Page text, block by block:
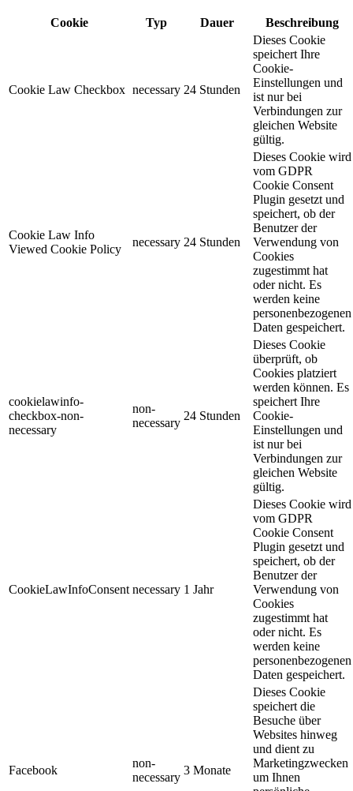
Cookie Typ Dauer Beschreibung
Cookie Law Checkbox necessary 24 Stunden
Dieses Cookie
speichert Ihre
Cookie-
Einstellungen und
ist nur bei
Verbindungen zur
gleichen Website
gültig.
Cookie Law Info
Viewed Cookie Policy
necessary 24 Stunden
Dieses Cookie wird
vom GDPR
Cookie Consent
Plugin gesetzt und
speichert, ob der
Benutzer der
Verwendung von
Cookies
zugestimmt hat
oder nicht. Es
werden keine
personenbezogenen
Daten gespeichert.
cookielawinfo-
checkbox-non-
necessary
non-
necessary
24 Stunden
Dieses Cookie
überprüft, ob
Cookies platziert
werden können. Es
speichert Ihre
Cookie-
Einstellungen und
ist nur bei
Verbindungen zur
gleichen Website
gültig.
CookieLawInfoConsent necessary 1 Jahr
Dieses Cookie wird
vom GDPR
Cookie Consent
Plugin gesetzt und
speichert, ob der
Benutzer der
Verwendung von
Cookies
zugestimmt hat
oder nicht. Es
werden keine
personenbezogenen
Daten gespeichert.
Facebook
non-
necessary
3 Monate
Dieses Cookie
speichert die
Besuche über
Websites hinweg
und dient zu
Marketingzwecken
um Ihnen